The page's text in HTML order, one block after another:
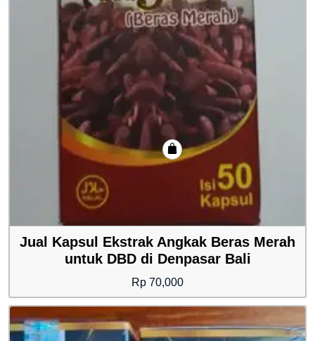
Jual Kapsul Ekstrak Angkak Beras Merah
untuk DBD di Denpasar Bali
Rp 70,000